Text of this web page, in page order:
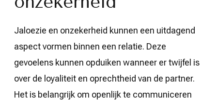
Jaloezie en onzekerheid kunnen een uitdagend
aspect vormen binnen een relatie. Deze
gevoelens kunnen opduiken wanneer er twijfel is
over de loyaliteit en oprechtheid van de partner.
Het is belangrijk om openlijk te communiceren